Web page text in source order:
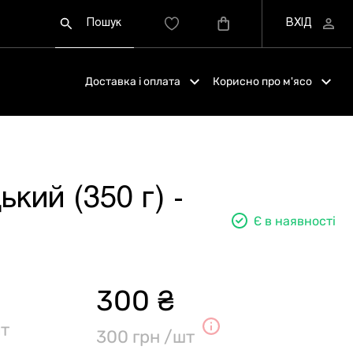
Доставка і оплата Корисно про м'ясо
(350 г) -
Є в наявності
300 ₴
300 грн /шт